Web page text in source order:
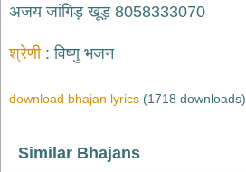
भजन
durga
गणेश
bhajans
अजय जांगिड़ खूड़ 8058333070
श्रेणी विष्णु भजन
download bhajan lyrics (1718 downloads)
Similar Bhajans